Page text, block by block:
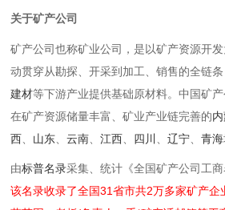
关于矿产公司
矿产公司‌也称矿业公司，是以矿产资源开
动贯穿从勘探、开采到加工、销售的全链
建材等下游产业提供基础原材料。中国矿
在矿产资源储量丰富、矿业产业链完善的
西
山东 、云南 、江西 四川 、辽宁 、青海
由标普名录采集、统计《全国矿产公司工商
该名录收录了全国31省市共2万多家矿产企